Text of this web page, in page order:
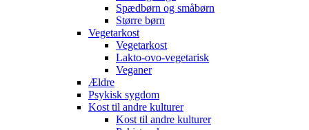
Spædbørn og småbørn
Større børn
Vegetarkost
Vegetarkost
Lakto-ovo-vegetarisk
Veganer
Ældre
Psykisk sygdom
Kost til andre kulturer
Kost til andre kulturer